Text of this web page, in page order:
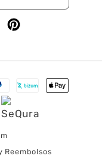
Pinterest
Reembolsos